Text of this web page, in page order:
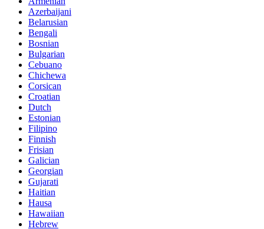
Azerbaijani
Belarusian
Bengali
Bosnian
Bulgarian
Cebuano
Chichewa
Corsican
Croatian
Dutch
Estonian
Filipino
Finnish
Frisian
Galician
Georgian
Gujarati
Haitian
Hausa
Hawaiian
Hebrew